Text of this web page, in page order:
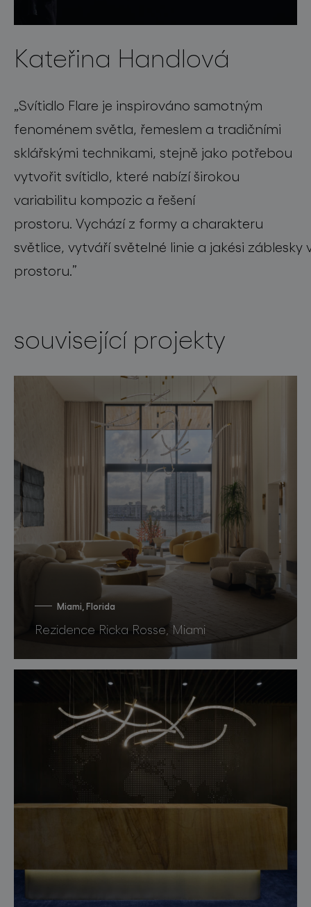
Kateřina Handlová
Svítidlo Flare je inspirováno samotným
fenoménem světla, řemeslem a tradičními
sklářskými technikami, stejně jako potřebou
vytvořit svítidlo , které nabízí širokou
variabilitu kompozic a řešení
prostoru. Vycházíz formy a charakteru
světlice, vytvářísvětelné linie a jakési záblesky
prostoru ”
související projekty
Miami, Florida
Rezidence Ricka Rosse, Miami